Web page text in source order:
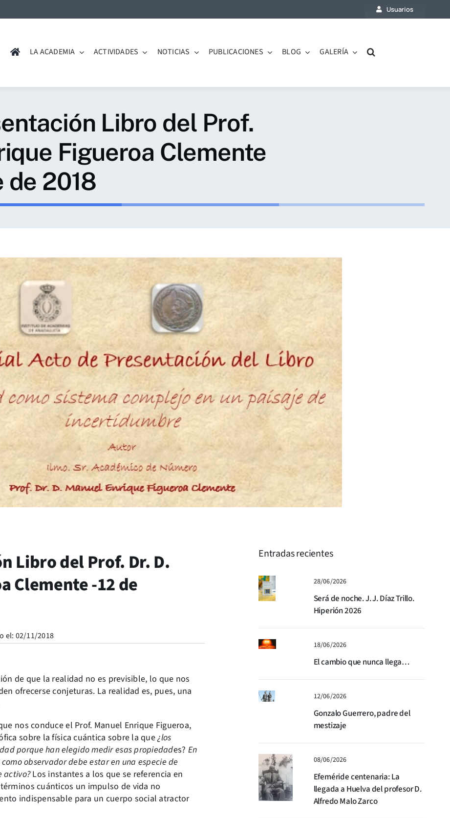
Usuarios
LA ACADEMIA ACTIVIDADES NOTICIAS PUBLICACIONES BLOG GALERÍA
Libro del Prof.
Figueroa Clemente
de 2018
Libro del Prof. Dr. D.
Clemente -12 de
el: 02/11/2018
de que la realidad no es previsible, lo que nos
ofrecerse conjeturas. La realidad es, pues, una
nos conduce el Prof. Manuel Enrique Figueroa,
sobre la física cuántica sobre la que¿los
porque han elegido medir esas propiedades? En
observador debe estar en una especie de
activo?Los instantes a los que se referencia en
cuánticos un impulso de vida no
indispensable para un cuerpo social atractor
Entradas recientes
28/06/2026
Será de noche. J. J. Díaz Trillo.
Hiperión 2026
18/06/2026
El cambio que nunca llega…
12/06/2026
Gonzalo Guerrero, padre del
mestizaje
08/06/2026
Efeméride centenaria: La
llegada a Huelva del profesor D.
Alfredo Malo Zarco